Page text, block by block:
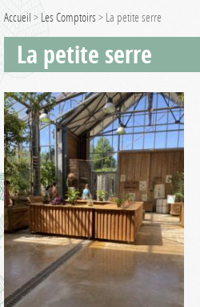
Accueil > Les Comptoirs > La petite serre
La petite serre